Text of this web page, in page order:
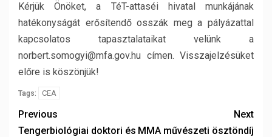
Kérjük Önöket, a TéT-attaséi hivatal munkájának
hatékonyságát erősítendő osszák meg a pályázattal
kapcsolatos tapasztalataikat velünk a
norbert.somogyi@mfa.gov.hu címen. Visszajelzésüket
előre is köszönjük!
Tags: CEA
Previous
Tengerbiológiai doktori és
Next
MMA művészeti ösztöndíj